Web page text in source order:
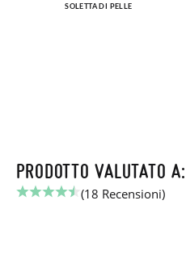
SOLETTA DI PELLE
PRODOTTO VALUTATO
(18 Recensioni)